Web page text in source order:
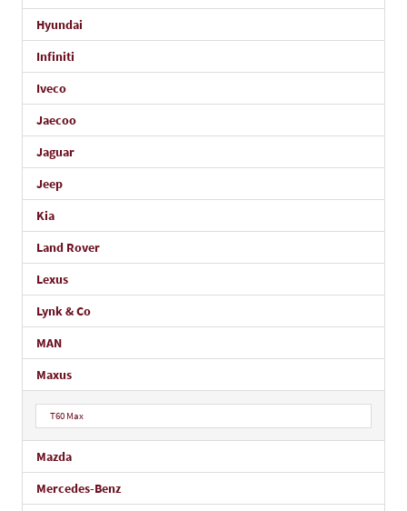
Hyundai
Infiniti
Iveco
Jaecoo
Jaguar
Jeep
Kia
Land Rover
Lexus
Lynk & Co
MAN
Maxus
T60 Max
Mazda
Mercedes-Benz